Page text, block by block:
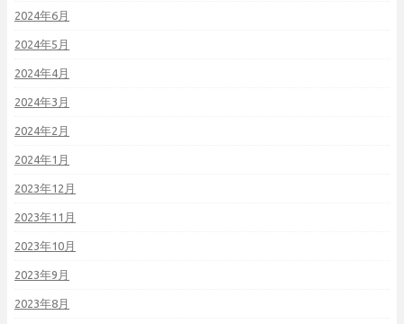
2024年6月
2024年5月
2024年4月
2024年3月
2024年2月
2024年1月
2023年12月
2023年11月
2023年10月
2023年9月
2023年8月